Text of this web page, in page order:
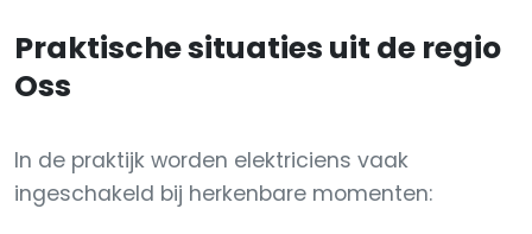
Praktische situaties uit de regio
Oss
In de praktijk worden elektriciens vaak
ingeschakeld bij herkenbare momenten: